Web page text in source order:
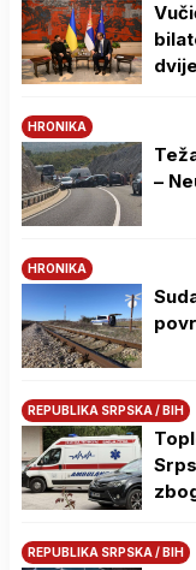
HRONIKA
–
HRONIKA
REPUBLIKA SRPSKA / BIH
REPUBLIKA SRPSKA / BIH